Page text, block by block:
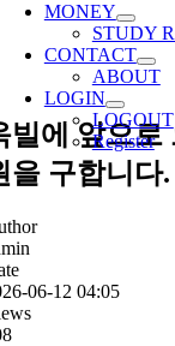
MONEY
STUDY
CONTACT
ABOUT
LOGIN
LOGOUT
Register
빌에 앞으로
을 구합니다.
06-12 04:05